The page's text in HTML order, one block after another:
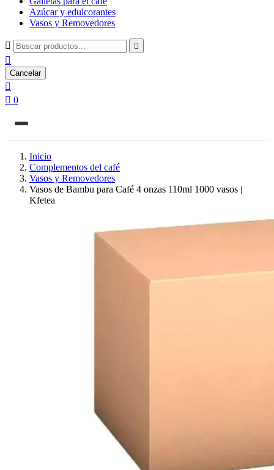
Azúcar y edulcorantes
Vasos y Removedores
 

Cancelar

 0
Inicio
Complementos del café
Vasos y Removedores
Vasos de Bambu para Café 4 onzas 110ml 1000 vasos |
Kfetea